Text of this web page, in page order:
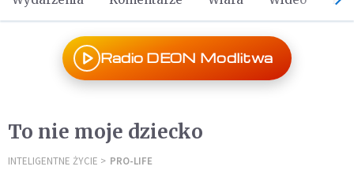
Radio DEON Modlitwa
To nie moje dziecko
INTELIGENTNE ŻYCIE PRO-LIFE